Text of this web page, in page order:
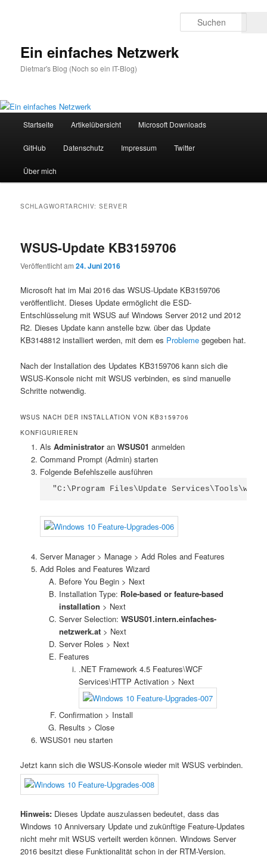
Ein einfaches Netzwerk
Dietmar's Blog (Noch so ein IT-Blog)
Startseite Artikelübersicht Microsoft Downloads
GitHub Datenschutz Impressum Twitter
Über mich
SCHLAGWORTARCHIV:SERVER
WSUS-Update KB3159706
Veröffentlicht am24. Juni 2016
Microsoft hat im Mai 2016 das WSUS-Update KB3159706
veröffentlicht. Dieses Update ermöglicht die ESD-
Entschlüsselung mit WSUS auf Windows Server 2012 und 2012
R2. Dieses Update kann anstelle bzw. über das Update
KB3148812 installiert werden, mit dem es Probleme gegeben hat.
Nach der Installation des Updates KB3159706 kann sich die
WSUS-Konsole nicht mit WSUS verbinden, es sind manuelle
Schritte notwendig.
WSUS NACH DER INSTALLATION VON KB3159706
KONFIGURIEREN
Als Administratoran WSUS01 anmelden
Command Prompt (Admin) starten
Folgende Befehlszeile ausführen
"C:\Program Files\Update
Server Manager > Manage > Add Roles and Features
Add Roles and Features Wizard
Before You Begin > Next
Installation Type: Role-based or feature-based
installation > Next
Server Selection:WSUS01.intern.einfaches-
netzwerk.at > Next
Server Roles > Next
Features
.NET Framework 4.5 Features\WCF
Services\HTTP Activation > Next
Confirmation > Install
Results > Close
WSUS01 neu starten
Jetzt kann sich die WSUS-Konsole wieder mit WSUS verbinden.
Hinweis: Dieses Update auszulassen bedeutet, dass das
Windows 10 Anniversary Update und zukünftige Feature-Updates
nicht mehr mit WSUS verteilt werden können. Windows Server
2016 besitzt diese Funktionalität schon in der RTM-Version.